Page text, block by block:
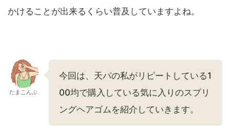
かけることが出来るくらい普及していますよね。
たまこんぶ
今回は、天パの私がリピートしている1
00均で購入している気に入りのスプリ
ングヘアゴムを紹介していきます。